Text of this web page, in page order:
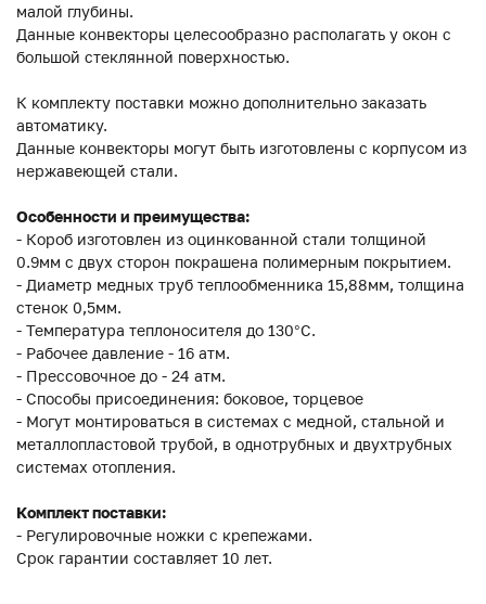
малой глубины.
Данные конвекторы целесообразно располагать у окон с
большой стеклянной поверхностью.
К комплекту поставки можно дополнительно заказать
автоматику.
Данные конвекторы могут быть изготовлены с корпусом из
нержавеющей стали.
Особенности и преимущества:
- Короб изготовлен из оцинкованной стали толщиной
0.9мм с двух сторон покрашена полимерным покрытием.
- Диаметр медных труб теплообменника 15,88мм, толщина
стенок 0,5мм.
- Температура теплоносителя до 130°C.
- Рабочее давление - 16 атм.
- Прессовочное до - 24 атм.
- Способы присоединения: боковое, торцевое
- Могут монтироваться в системах с медной, стальной и
металлопластовой трубой, в однотрубных и двухтрубных
системах отопления.
Комплект поставки:
- Регулировочные ножки с крепежами.
Срок гарантии составляет 10 лет.